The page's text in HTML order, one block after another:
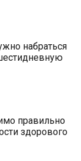
набраться
правильно
здорового